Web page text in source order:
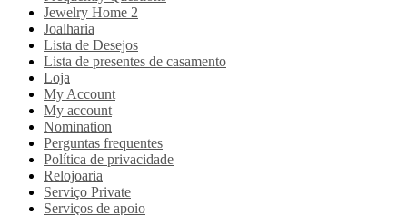
Jewelry Home 2
Joalharia
Lista de Desejos
Lista de presentes de casamento
Loja
My Account
My account
Nomination
Perguntas frequentes
Política de privacidade
Relojoaria
Serviço Private
Serviços de apoio